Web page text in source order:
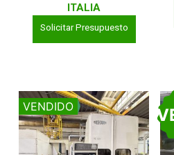
ITALIA
Solicitar Presupuesto
VENDIDO